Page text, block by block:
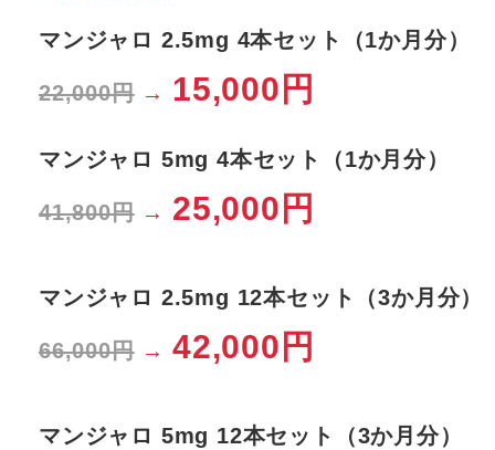
マンジャロ 2.5mg 4本セット（1か月分）
22,000円 → 15,000円
マンジャロ 5mg 4本セット（1か月分）
41,800円 → 25,000円
マンジャロ 2.5mg 12本セット（3か月分）
66,000円 → 42,000円
マンジャロ 5mg 12本セット（3か月分）